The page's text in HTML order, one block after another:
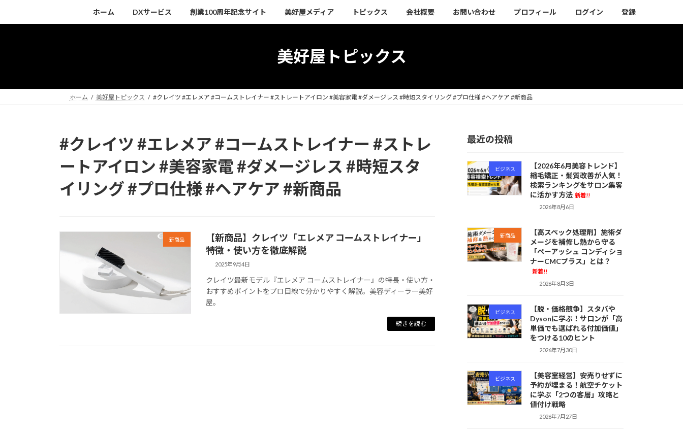
キ
に
ホーム DXサービス 創業100周年記念サイト 美好屋メディア トピックス 会社概要 お問い合わせ プロフィール ログイン 登録
美好屋トピックス
ホーム 美好屋トピックス #クレイツ #エレメア #コームストレイナー #ストレートアイロン #美容家電 #ダメージレス #時短スタイリング #プロ仕様 #ヘアケア #新商品
#クレイツ #エレメア #コームストレイナー #ストレ
ートアイロン #美容家電 #ダメージレス #時短スタ
イリング #プロ仕様 #ヘアケア #新商品
新商品
【新商品】クレイツ「エレメア コームストレイナー」
特徴・使い方を徹底解説
2025年9月4日
クレイツ最新モデル『エレメア コームストレイナー』の特長・使い方・
おすすめポイントをプロ目線で分かりやすく解説。美容ディーラー美好
屋。
続きを読む
最近の投稿
ビジネス
【2026年6月美容トレンド】
縮毛矯正・髪質改善が人気！
検索ランキングをサロン集客
に活かす方法 新着!!
2026年8月6日
新商品
【高スペック処理剤】施術ダ
メージを補修し熱から守る
「ペーアッシュ コンディショ
ナーCMCプラス」とは？
新着!!
2026年8月3日
ビジネス
【脱・価格競争】スタバや
Dysonに学ぶ！サロンが「高
単価でも選ばれる付加価値」
をつける10のヒント
2026年7月30日
ビジネス
【美容室経営】安売りせずに
予約が埋まる！航空チケット
に学ぶ「2つの客層」攻略と
値付け戦略
2026年7月27日